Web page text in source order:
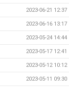
2023-06-21 12:37
2023-06-16 13:17
2023-05-24 14:44
2023-05-17 12:41
2023-05-12 10:12
2023-05-11 09:30